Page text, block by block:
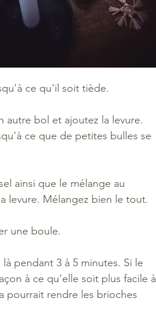
ce qu'il soit tiède.
autre bol et ajoutez la levure.
ce que de petites bulles se
ainsi que le mélange au
levure. Mélangez bien le tout.
une boule.
pendant 3 à 5 minutes. Si le
à ce qu'elle soit plus facile à
pourrait rendre les brioches